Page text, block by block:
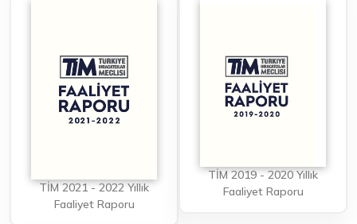
TİM 2021 - 2022 Yıllık
Faaliyet Raporu
TİM 2019 - 2020 Yıllık
Faaliyet Raporu